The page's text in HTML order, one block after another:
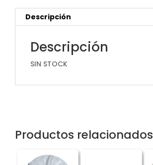
Descripción
Descripción
SIN STOCK
Productos relacionados